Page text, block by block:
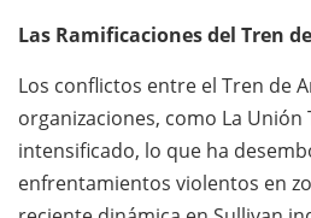
Las Ramificaciones del Tren
Los conflictos entre el Tren de
organizaciones, como La Unión
intensificado, lo que ha
enfrentamientos violentos en